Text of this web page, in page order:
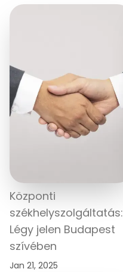
Központi
székhelyszolgáltatás:
Légy jelen Budapest
szívében
Jan 21, 2025